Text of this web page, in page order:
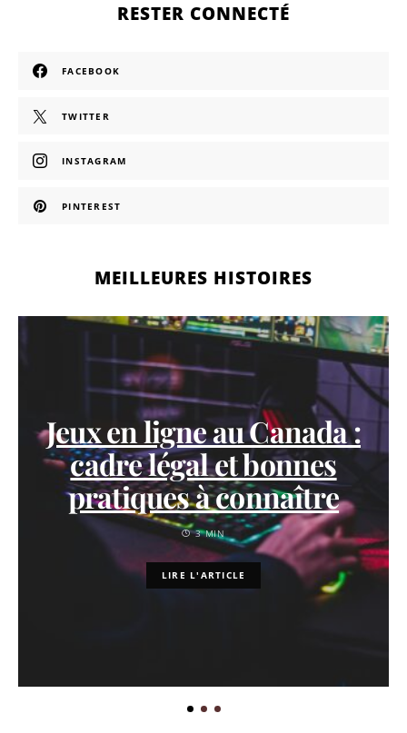
RESTER CONNECTÉ
FACEBOOK
TWITTER
INSTAGRAM
PINTEREST
MEILLEURES HISTOIRES
Jeux en ligne au Canada :
cadre légal et bonnes
pratiques à connaître
3 MIN
LIRE L'ARTICLE